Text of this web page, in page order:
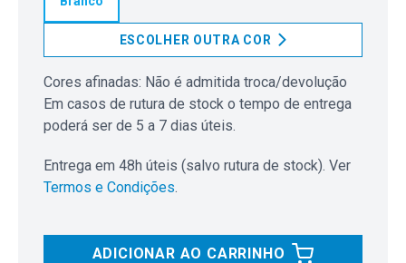
ESCOLHER OUTRA COR
Cores afinadas: Não é admitida troca/devolução
Em casos de rutura de stock o tempo de entrega
poderá ser de 5 a 7 dias úteis.
Entrega em 48h úteis (salvo rutura de stock). Ver
Termos e Condições.
ADICIONAR AO CARRINHO